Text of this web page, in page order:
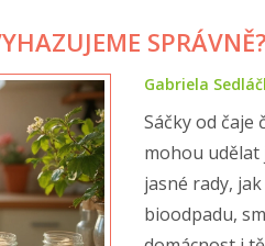
SPRÁVNĚ?
Gabriela
Sáčky od
mohou udělat
jasné rady,
bioodpadu,